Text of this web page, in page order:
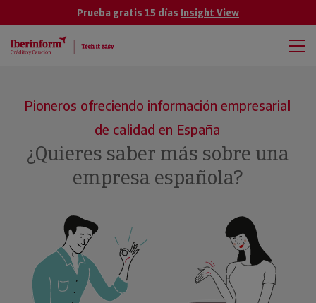
Prueba gratis 15 días Insight View
Pioneros ofreciendo información empresarial
de calidad en España
¿Quieres saber más sobre una
empresa española?